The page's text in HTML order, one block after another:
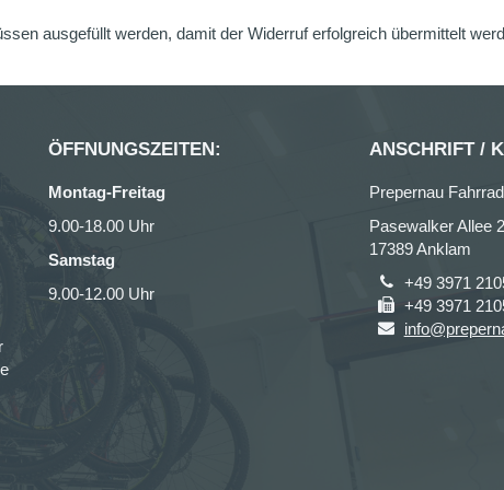
ausgefüllt werden, damit der Widerruf erfolgreich übermittelt
ÖFFNUNGSZEITEN:
Montag-Freitag
9.00-18.00 Uhr
Samstag
9.00-12.00 Uhr
ANSCHRIFT /
Prepernau
Pasewalker Allee
17389 Anklam
+49 3971
+49 3971